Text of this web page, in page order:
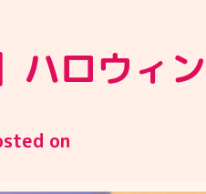
ロウィ
on